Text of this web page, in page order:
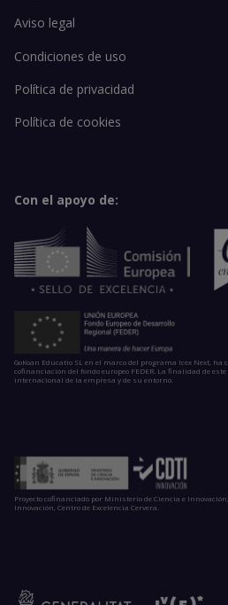
Aviso legal
Condiciones de uso
Política de privacidad
Política de cookies
Con el apoyo de:
GoKoan Educatio SL en el marco del programa Icex Next, ha
cofinanciación del fondo europeo FEDER. La finalidad de
internacional de la empresa y de su entorno.
Proyecto cofinanciado por Ministerio de Ciencia e Innovación,
Innovación, Centro de Excelencia Cervera.